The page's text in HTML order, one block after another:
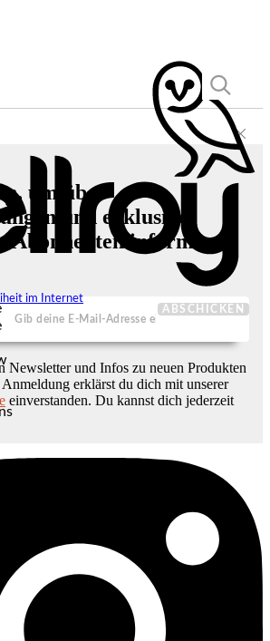
im Internet
um über
und exklusive
Abonnenten informiert
ABSCHICKEN
Newsletter und Infos zu neuen Produkten
erklärst du dich mit unserer
einverstanden. Du kannst dich jederzeit